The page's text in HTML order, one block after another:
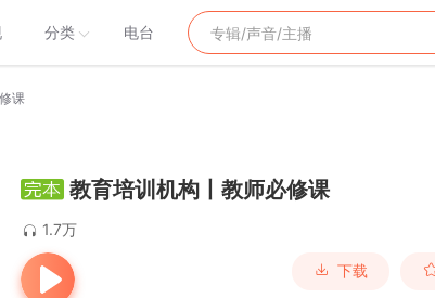
分类 电台
课
教育培训机构丨教师必修课
1.7万
下载